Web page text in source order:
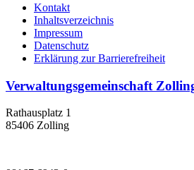
Kontakt
Inhaltsverzeichnis
Impressum
Datenschutz
Erklärung zur Barrierefreiheit
Verwaltungsgemeinschaft
Rathausplatz 1
85406 Zolling